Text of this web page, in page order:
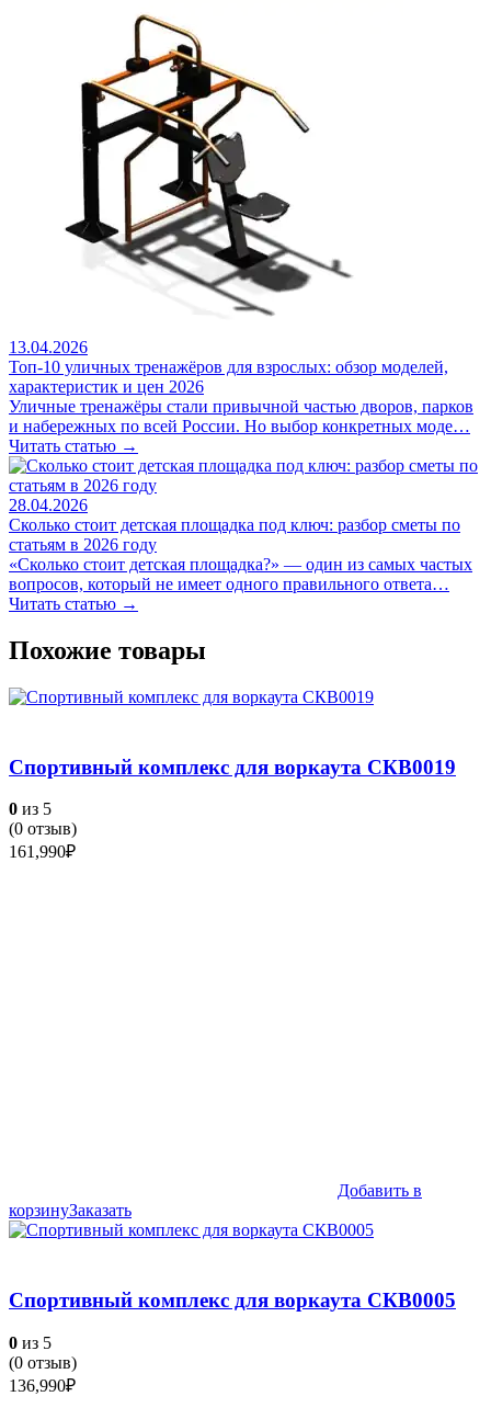
13.04.2026
Топ-10 уличных тренажёров для взрослых: обзор моделей,
характеристик и цен 2026
Уличные тренажёры стали привычной частью дворов, парков
и набережных по всей России. Но выбор конкретных моде…
Читать статью →
28.04.2026
Сколько стоит детская площадка под ключ: разбор сметы по
статьям в 2026 году
«Сколько стоит детская площадка?» — один из самых частых
вопросов, который не имеет одного правильного ответа…
Читать статью →
Похожие товары
Спортивный комплекс для воркаута СКВ0019
0 из 5
(0 отзыв)
161,990₽
Добавить в
корзинуЗаказать
Спортивный комплекс для воркаута СКВ0005
0 из 5
(0 отзыв)
136,990₽